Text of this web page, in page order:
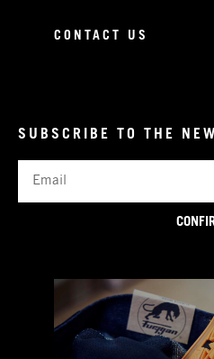
CONTACT US
SUBSCRIBE TO THE